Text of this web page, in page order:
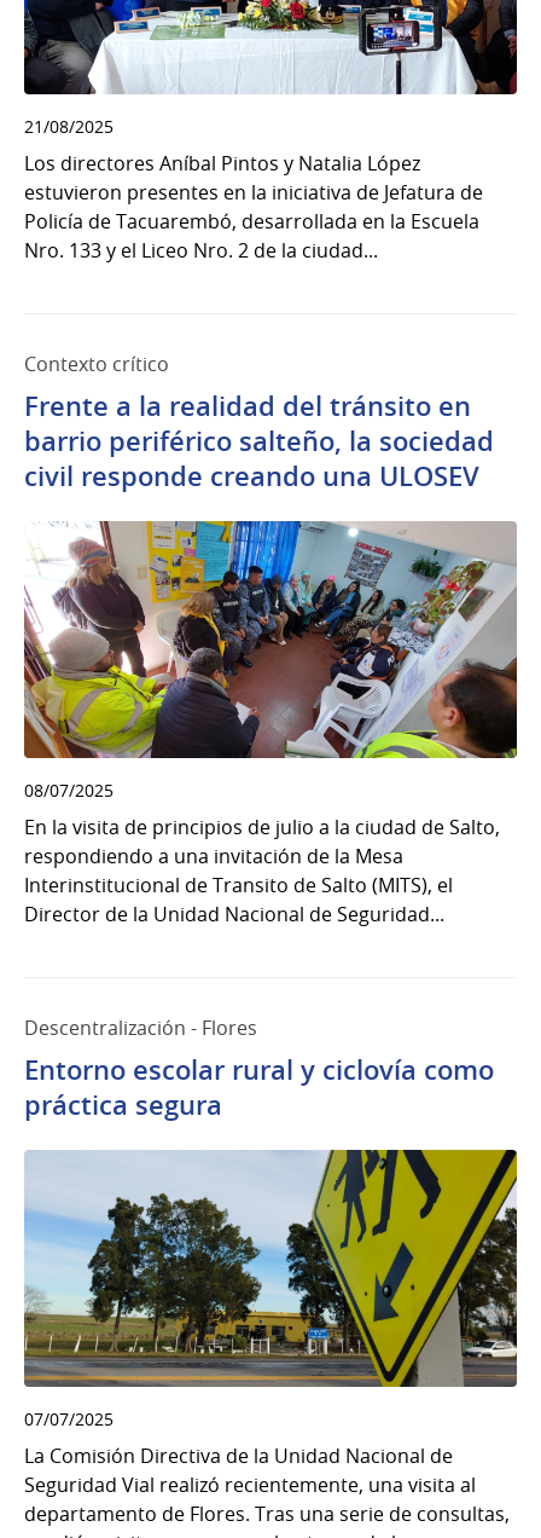
21/08/2025
Los directores Aníbal Pintos y Natalia López
estuvieron presentes en la iniciativa de Jefatura de
Policía de Tacuarembó, desarrollada en la Escuela
Nro. 133 y el Liceo Nro. 2 de la ciudad...
Contexto crítico
Frente a la realidad del tránsito en
barrio periférico salteño, la sociedad
civil responde creando una ULOSEV
08/07/2025
En la visita de principios de julio a la ciudad de Salto,
respondiendo a una invitación de la Mesa
Interinstitucional de Transito de Salto (MITS), el
Director de la Unidad Nacional de Seguridad...
Descentralización - Flores
Entorno escolar rural y ciclovía como
práctica segura
07/07/2025
La Comisión Directiva de la Unidad Nacional de
Seguridad Vial realizó recientemente, una visita al
departamento de Flores. Tras una serie de consultas,